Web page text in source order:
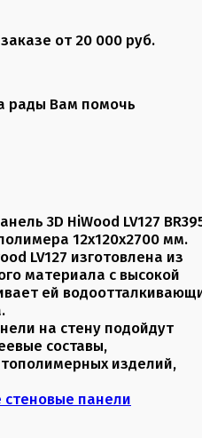
от 20 000 руб.
рады Вам помочь
3D HiWood LV127
12х120х2700 мм.
LV127 изготовлена из
материала с высокой
ей
на стену подойдут
составы,
изделий,
панели